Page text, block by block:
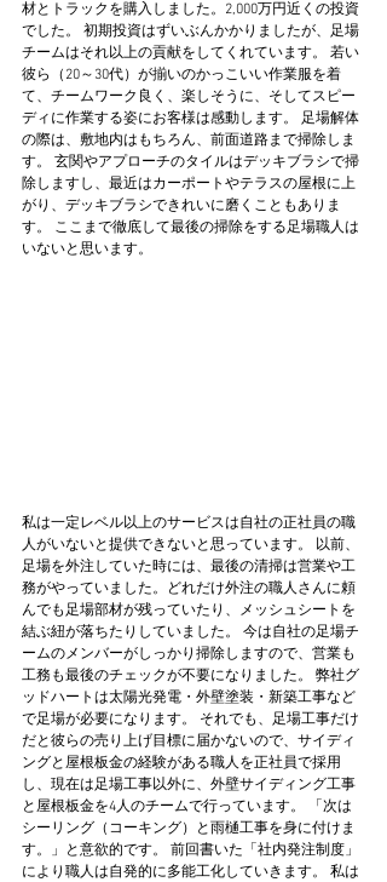
材とトラックを購入しました。2,000万円近くの投資
でした。 初期投資はずいぶんかかりましたが、足場
チームはそれ以上の貢献をしてくれています。 若い
彼ら（20～30代）が揃いのかっこいい作業服を着
て、チームワーク良く、楽しそうに、そしてスピー
ディに作業する姿にお客様は感動します。 足場解体
の際は、敷地内はもちろん、前面道路まで掃除しま
す。 玄関やアプローチのタイルはデッキブラシで掃
除しますし、最近はカーポートやテラスの屋根に上
がり、デッキブラシできれいに磨くこともありま
す。 ここまで徹底して最後の掃除をする足場職人は
いないと思います。
私は一定レベル以上のサービスは自社の正社員の職
人がいないと提供できないと思っています。 以前、
足場を外注していた時には、最後の清掃は営業や工
務がやっていました。どれだけ外注の職人さんに頼
んでも足場部材が残っていたり、メッシュシートを
結ぶ紐が落ちたりしていました。 今は自社の足場チ
ームのメンバーがしっかり掃除しますので、営業も
工務も最後のチェックが不要になりました。 弊社グ
ッドハートは太陽光発電・外壁塗装・新築工事など
で足場が必要になります。 それでも、足場工事だけ
だと彼らの売り上げ目標に届かないので、サイディ
ングと屋根板金の経験がある職人を正社員で採用
し、現在は足場工事以外に、外壁サイディング工事
と屋根板金を4人のチームで行っています。 「次は
シーリング（コーキング）と雨樋工事を身に付けま
す。」と意欲的です。 前回書いた「社内発注制度」
により職人は自発的に多能工化していきます。 私は